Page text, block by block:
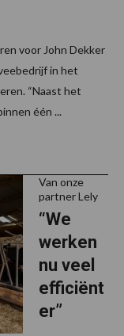
voor John Dekker
in het
“Naast het
één ...
Van onze
partner Lely
“We
werken
nu veel
efficiënt
er”